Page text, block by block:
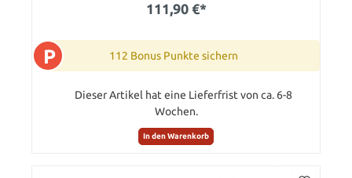
111,90 €*
P 112 Bonus Punkte sichern
Dieser Artikel hat eine Lieferfrist von ca. 6-8
Wochen.
In den Warenkorb